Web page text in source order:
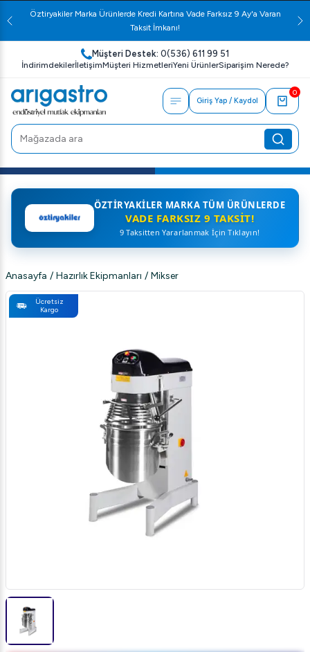
Öztiryakiler Marka Ürünlerde Kredi Kartına Vade Farksız 9 Ay'a Varan
Taksit İmkanı!
Müşteri Destek: 0(536) 611 99 51
İndirimdekilerİletişimMüşteri HizmetleriYeni ÜrünlerSiparişim Nerede?
Giriş Yap / Kaydol
0
ÖZTIRYAKILER MARKA TÜM ÜRÜNLERDE
VADE FARKSIZ 9 TAKSIT!
9 Taksitten Yararlanmak İçin Tıklayın!
Anasayfa / Hazırlık Ekipmanları / Mikser
Ücretsiz
Kargo